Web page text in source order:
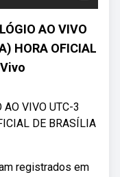
AO VIVO
HORA OFICIAL
AO VIVO UTC-3
DE BRASÍLIA
registrados em